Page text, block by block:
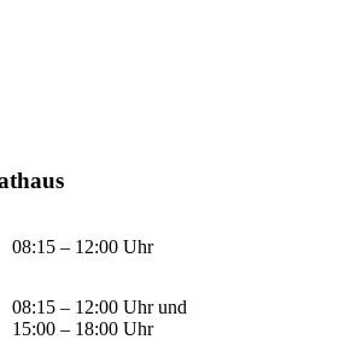
08:15 – 12:00 Uhr
08:15 – 12:00 Uhr und
15:00 – 18:00 Uhr